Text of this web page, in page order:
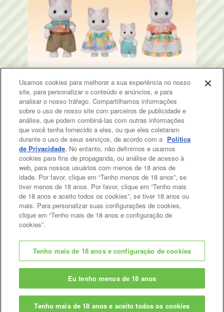
A viagem de compras surpresa
Mais
Topo da Página
© EPOCH
Change Region
Usamos cookies para melhorar a sua experiência no nosso
site, para personalizar o conteúdo e anúncios, e para
analisar o nosso tráfego. Compartilhamos informações
sobre o uso de nosso site com parceiros de publicidade e
análise, que podem combiná-las com outras informações
que você tenha fornecido a eles, ou que eles coletaram
durante o uso de seus serviços, de acordo com a Política
de Privacidade. No entanto, não definimos e usamos
cookies para fins de propaganda, ou análise de acesso à
web, para nossos usuários com menos de 18 anos de
idade. Por favor, clique em “Tenho menos de 18 anos”, se
tiver menos de 18 anos. Por favor, clique em “Tenho mais
de 18 anos e aceito todos os cookies”, se tiver 18 anos ou
mais. Para personalizar suas configurações de cookies,
clique em “Tenho mais de 18 anos e configuração de
cookies”.
Tenho mais de 18 anos e configuração de cookies
Eu tenho menos de 18 anos
Tenho mais de 18 anos e aceito todos os cookies